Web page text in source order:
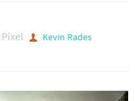
Pixel
Kevin Rades